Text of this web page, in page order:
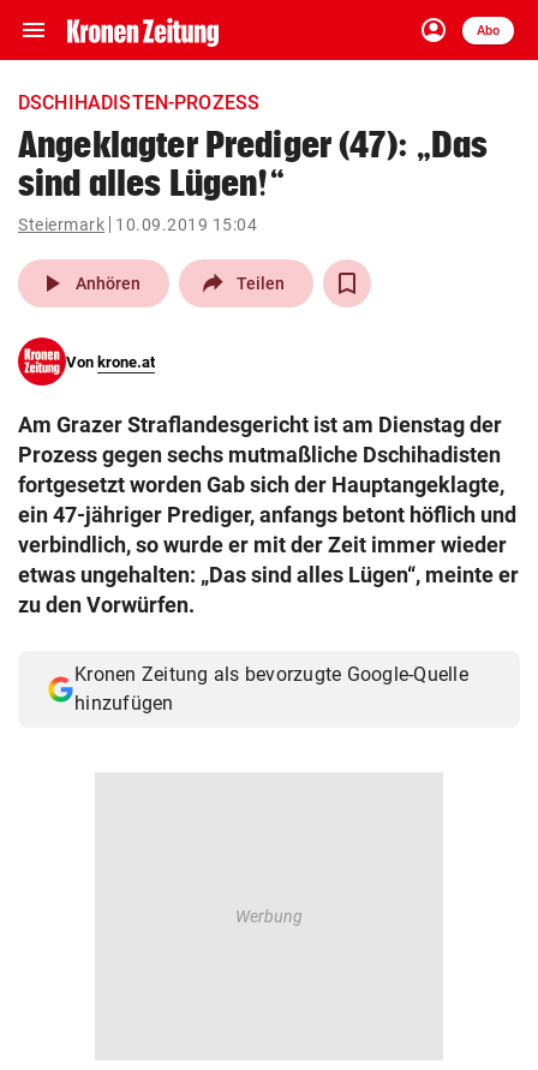
menu Navigation
ein-/ausklappen
account_circle
Anmelden
Abo
close Schließen
account_circle Anmelden
pin_drop
Wien arrow_right
search
eingeben
© Krone Multimedia GmbH & Co KG 2026
Muthgasse 2, 1190 Wien
DSCHIHADISTEN-PROZESS
Angeklagter Prediger (47): „Das
sind alles Lügen!“
Steiermark 10.09.2019 15:04
play_arrow Anhören Teilen
Von krone.at
Am Grazer Straflandesgericht ist am Dienstag der
Prozess gegen sechs mutmaßliche Dschihadisten
fortgesetzt worden Gab sich der Hauptangeklagte,
ein 47-jähriger Prediger, anfangs betont höflich und
verbindlich, so wurde er mit der Zeit immer wieder
etwas ungehalten: „Das sind alles Lügen“, meinte er
zu den Vorwürfen.
Kronen Zeitung als bevorzugte Google-Quelle
hinzufügen